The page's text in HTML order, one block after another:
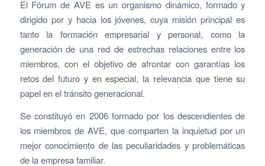
El Fórum de AVE es un organismo dinámico, formado y
dirigido por y hacia los jóvenes, cuya misión principal es
tanto la formación empresarial y personal, como la
generación de una red de estrechas relaciones entre los
miembros, con el objetivo de afrontar con garantías los
retos del futuro y en especial, la relevancia que tiene su
papel en el tránsito generacional.
Se constituyó en 2006 formado por los descendientes de
los miembros de AVE, que comparten la inquietud por un
mejor conocimiento de las peculiaridades y problemáticas
de la empresa familiar.